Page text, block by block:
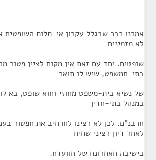
אמרנו כבר שבגלל עקרון אי-תלות השופטים
לא מזמינים
שופטים. יחד עם זאת אין מקום לציין פטור
בתי-חמשפט, שיש לו תואר
של נשיא בית-משפט מחוזי וחוא שופט, בא
במנהל בתי-חדין
חרבנ"ם. לכן לא רצינו לחרחיב את חפטור
לאחר דיון רציני שחיח
בישיבה חאחרונח של חוועדח.